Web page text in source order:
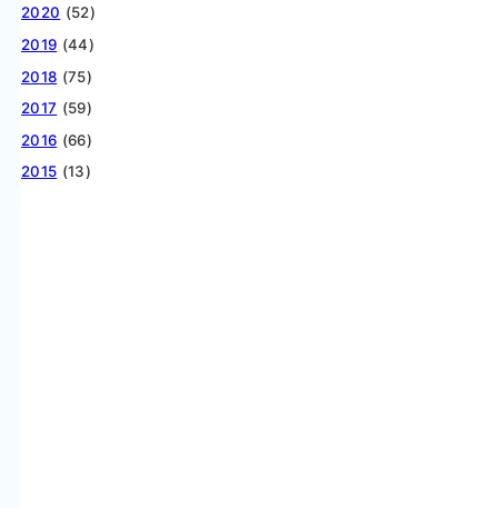
2020 (52)
2019 (44)
2018 (75)
2017 (59)
2016 (66)
2015 (13)